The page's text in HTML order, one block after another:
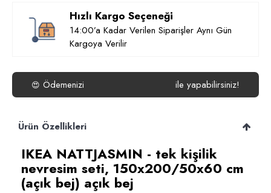
Hızlı Kargo Seçeneği
14:00’a Kadar Verilen Siparişler Aynı Gün
Kargoya Verilir
😍 Ödemenizi ile yapabilirsiniz!
Ürün Özellikleri
IKEA NATTJASMIN - tek kişilik
nevresim seti, 150x200/50x60 cm
(açık bej) açık bej